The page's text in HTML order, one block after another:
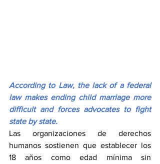
According to Law, the lack of a federal
law makes ending child marriage more
difficult and forces advocates to fight
state by state.
Las organizaciones de derechos
humanos sostienen que establecer los
18 años como edad mínima sin